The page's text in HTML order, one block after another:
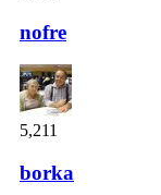
nofre
5,211
borka